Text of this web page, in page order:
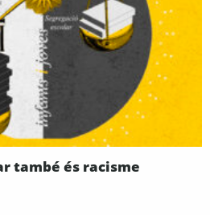
també és racisme